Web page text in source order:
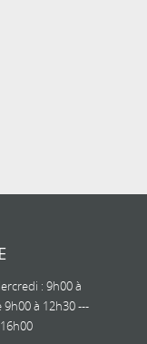
: 9h00 à
9h00 à 12h30 ---